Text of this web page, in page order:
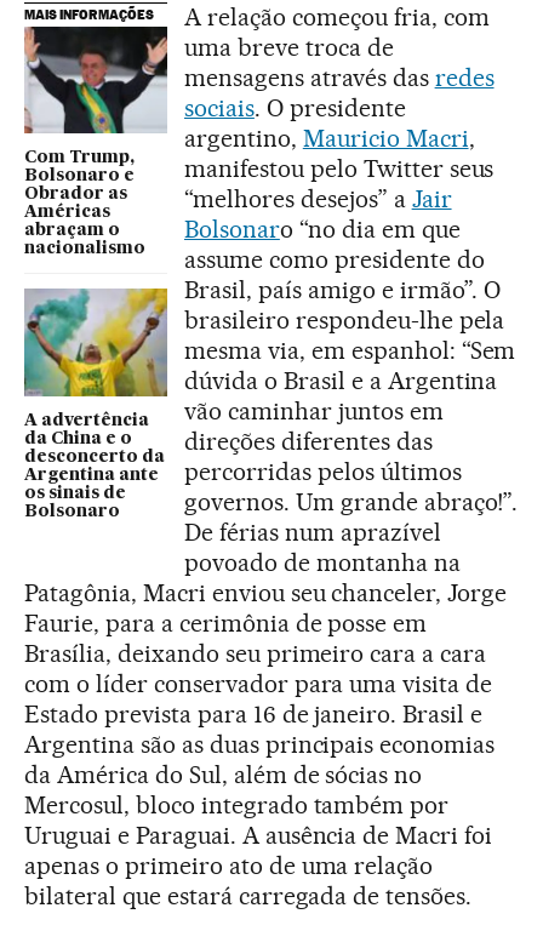
MAIS INFORMAÇÕES
Com Trump,
Bolsonaro e
Obrador as
Américas
abraçam o
nacionalismo
A advertência
da China e o
desconcerto da
Argentina ante
os sinais de
Bolsonaro
A relação começou fria, com
uma breve troca de
mensagens através das redes
sociais. O presidente
argentino, Mauricio Macri,
manifestou pelo Twitter seus
“melhores desejos” a Jair
Bolsonaro “no dia em que
assume como presidente do
Brasil, país amigo e irmão”. O
brasileiro respondeu-lhe pela
mesma via, em espanhol: “Sem
dúvida o Brasil e a Argentina
vão caminhar juntos em
direções diferentes das
percorridas pelos últimos
governos. Um grande abraço!”.
De férias num aprazível
povoado de montanha na
Patagônia, Macri enviou seu chanceler, Jorge
Faurie, para a cerimônia de posse em
Brasília, deixando seu primeiro cara a cara
com o líder conservador para uma visita de
Estado prevista para 16 de janeiro. Brasil e
Argentina são as duas principais economias
da América do Sul, além de sócias no
Mercosul, bloco integrado também por
Uruguai e Paraguai. A ausência de Macri foi
apenas o primeiro ato de uma relação
bilateral que estará carregada de tensões.